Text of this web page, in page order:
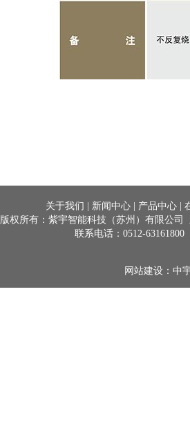
关于我们 新闻中心 产品中心
版权所有：紫宇智能科技（苏州）有限公
联系电话：0512-
网站建设： 中